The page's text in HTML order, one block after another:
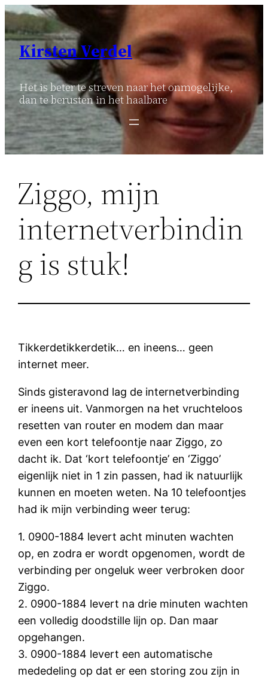
Ga
naar
inhoud
Kirsten Verdel
Het is beter te streven naar het onmogelijke,
dan te berusten in het haalbare
Ziggo, mijn
internetverbindin
g is stuk!
Tikkerdetikkerdetik… en ineens… geen
internet meer.
Sinds gisteravond lag de internetverbinding
er ineens uit. Vanmorgen na het vruchteloos
resetten van router en modem dan maar
even een kort telefoontje naar Ziggo, zo
dacht ik. Dat ‘kort telefoontje’ en ‘Ziggo’
eigenlijk niet in 1 zin passen, had ik natuurlijk
kunnen en moeten weten. Na 10 telefoontjes
had ik mijn verbinding weer terug:
1. 0900-1884 levert acht minuten wachten
op, en zodra er wordt opgenomen, wordt de
verbinding per ongeluk weer verbroken door
Ziggo.
2. 0900-1884 levert na drie minuten wachten
een volledig doodstille lijn op. Dan maar
opgehangen.
3. 0900-1884 levert een automatische
mededeling op dat er een storing zou zijn in